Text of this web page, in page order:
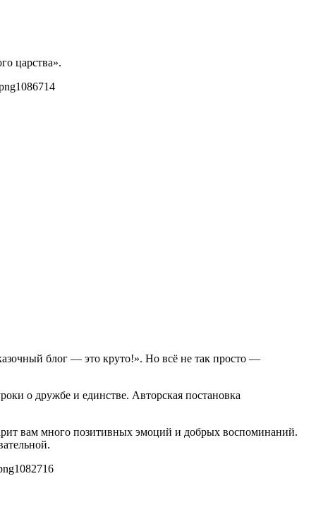
царства».
1086714
блог — это круто!». Но всё не так просто —
о дружбе и единстве. Авторская постановка
вам много позитивных эмоций и добрых воспоминаний.
1082716